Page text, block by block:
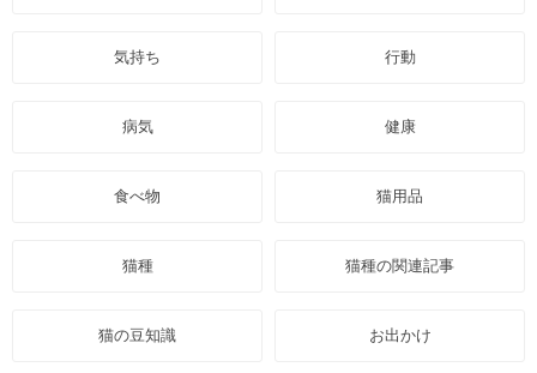
気持ち 行動
病気 健康
食べ物 猫用品
猫種 猫種の関連記事
猫の豆知識 お出かけ